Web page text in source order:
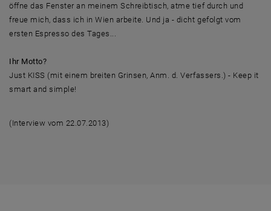
öffne das Fenster an meinem Schreibtisch, atme tief durch und
freue mich, dass ich in Wien arbeite. Und ja - dicht gefolgt vom
ersten Espresso des Tages...
Ihr Motto?
Just KISS (mit einem breiten Grinsen, Anm. d. Verfassers.) - Keep it
smart and simple!
(Interview vom 22.07.2013)